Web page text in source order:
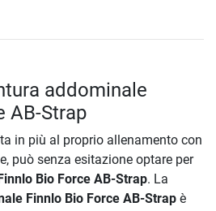
addominale
AB-Strap
in più al proprio allenamento con
può senza esitazione optare per
Bio Force AB-Strap. La
Finnlo Bio Force AB-Strap è